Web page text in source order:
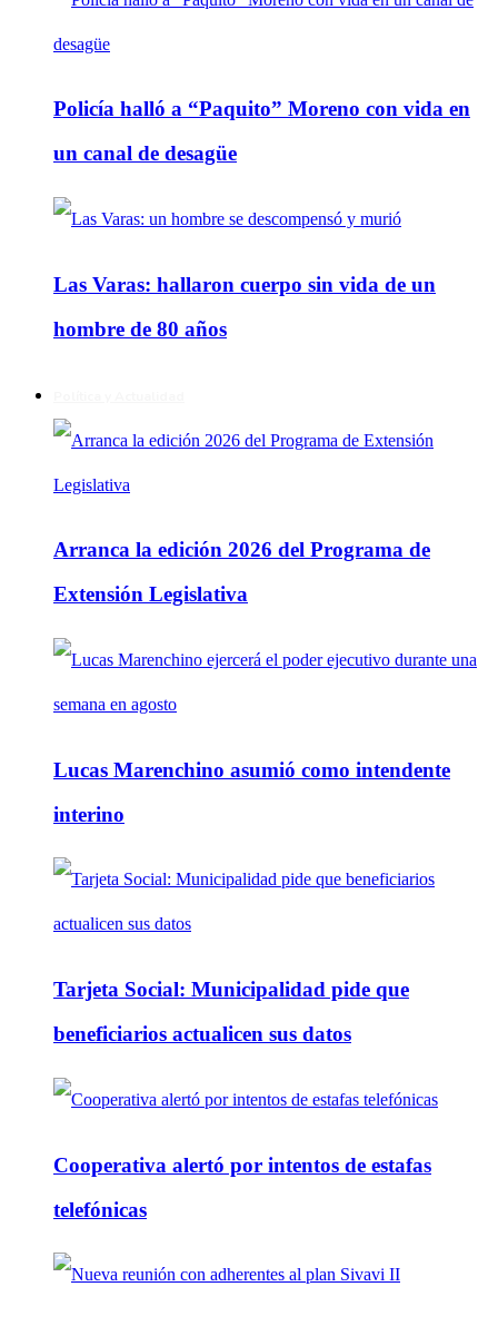
Policía halló a “Paquito” Moreno con vida en
un canal de desagüe
Las Varas: hallaron cuerpo sin vida de un
hombre de 80 años
Arranca la edición 2026 del Programa de
Extensión Legislativa
Lucas Marenchino asumió como intendente
interino
Tarjeta Social: Municipalidad pide que
beneficiarios actualicen sus datos
Cooperativa alertó por intentos de estafas
telefónicas